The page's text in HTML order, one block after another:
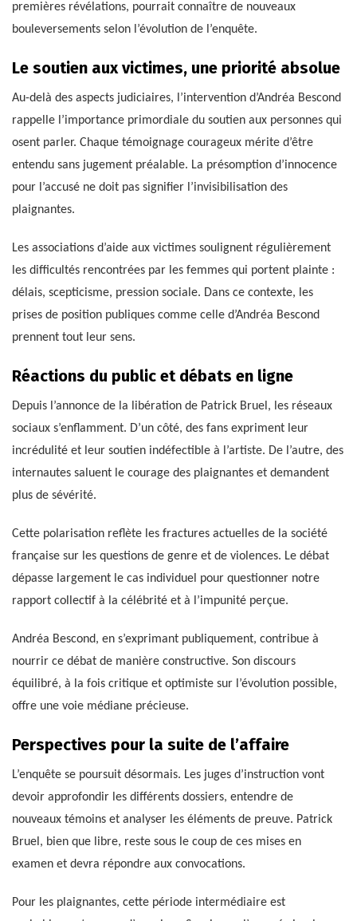
premières révélations, pourrait connaître de nouveaux
bouleversements selon l’évolution de l’enquête.
Le soutien aux victimes, une priorité absolue
Au-delà des aspects judiciaires, l’intervention d’Andréa Bescond
rappelle l’importance primordiale du soutien aux personnes qui
osent parler. Chaque témoignage courageux mérite d’être
entendu sans jugement préalable. La présomption d’innocence
pour l’accusé ne doit pas signifier l’invisibilisation des
plaignantes.
Les associations d’aide aux victimes soulignent régulièrement
les difficultés rencontrées par les femmes qui portent plainte :
délais, scepticisme, pression sociale. Dans ce contexte, les
prises de position publiques comme celle d’Andréa Bescond
prennent tout leur sens.
Réactions du public et débats en ligne
Depuis l’annonce de la libération de Patrick Bruel, les réseaux
sociaux s’enflamment. D’un côté, des fans expriment leur
incrédulité et leur soutien indéfectible à l’artiste. De l’autre, des
internautes saluent le courage des plaignantes et demandent
plus de sévérité.
Cette polarisation reflète les fractures actuelles de la société
française sur les questions de genre et de violences. Le débat
dépasse largement le cas individuel pour questionner notre
rapport collectif à la célébrité et à l’impunité perçue.
Andréa Bescond, en s’exprimant publiquement, contribue à
nourrir ce débat de manière constructive. Son discours
équilibré, à la fois critique et optimiste sur l’évolution possible,
offre une voie médiane précieuse.
Perspectives pour la suite de l’affaire
L’enquête se poursuit désormais. Les juges d’instruction vont
devoir approfondir les différents dossiers, entendre de
nouveaux témoins et analyser les éléments de preuve. Patrick
Bruel, bien que libre, reste sous le coup de ces mises en
examen et devra répondre aux convocations.
Pour les plaignantes, cette période intermédiaire est